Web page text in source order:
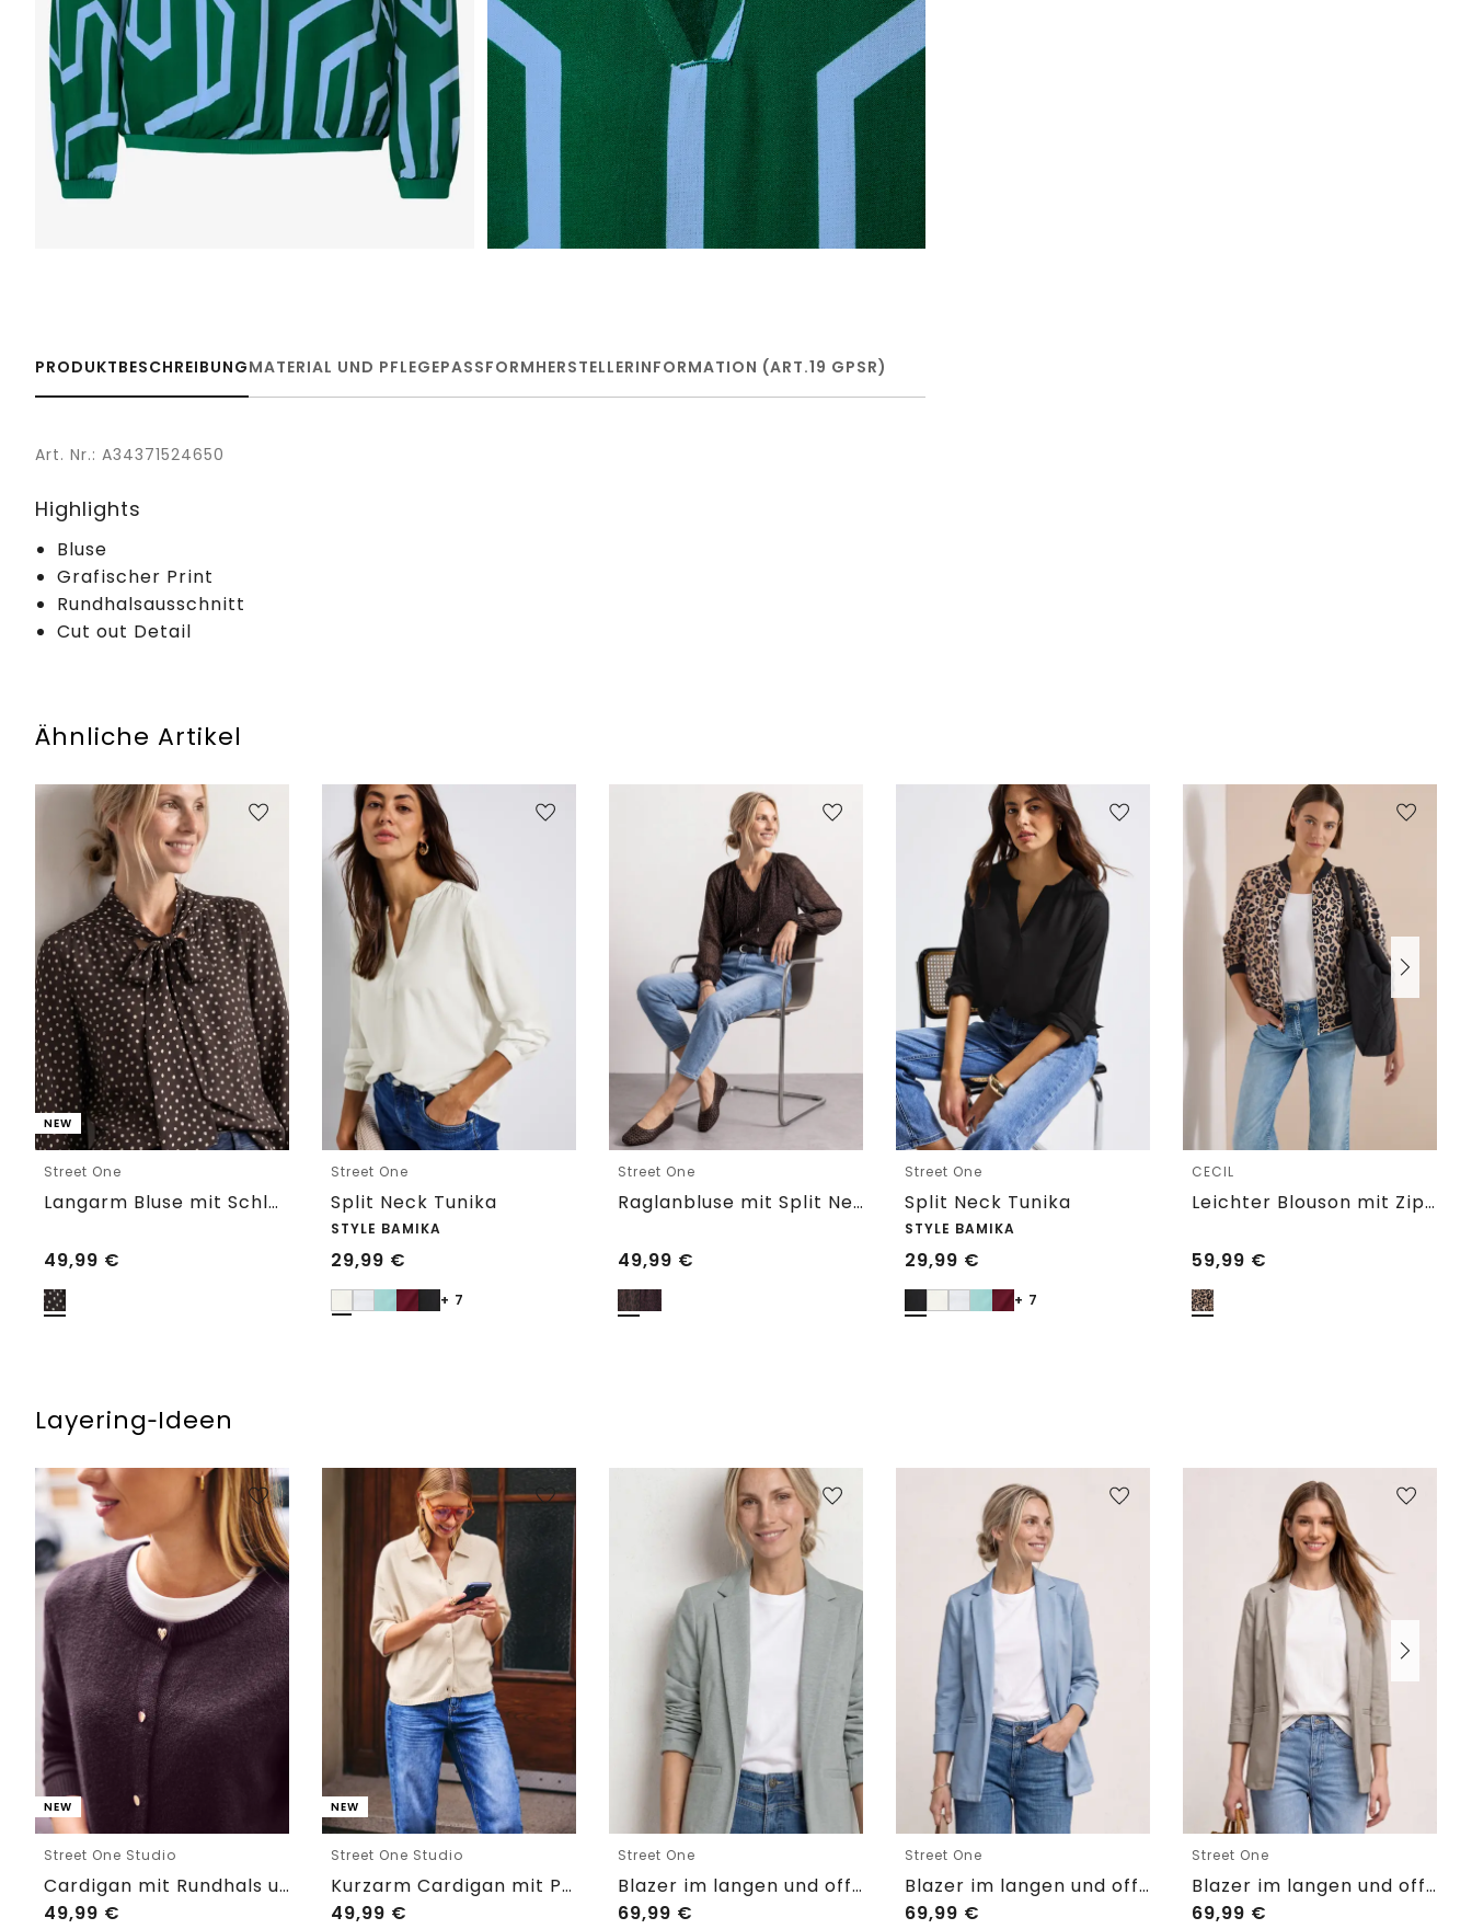
PRODUKTBESCHREIBUNGMATERIAL UND PFLEGEPASSFORMHERSTELLERINFORMATION (ART.19 GPSR)
Art. Nr.: A34371524650
Highlights
Bluse
Grafischer Print
Rundhalsausschnitt
Cut out Detail
Ähnliche Artikel
NEW
Street One
Langarm Bluse mit Schleifendetail
49,99 €
Street One
Split Neck Tunika
STYLE BAMIKA
29,99 €
+ 7
Street One
Raglanbluse mit Split Neck und Print
49,99 €
Street One
Split Neck Tunika
STYLE BAMIKA
29,99 €
+ 7
CECIL
Leichter Blouson mit Zipper und Leo-Print
59,99 €
Layering‑Ideen
NEW
Street One Studio
Cardigan mit Rundhals und Knöpfen
49,99 €
NEW
Street One Studio
Kurzarm Cardigan mit Polokragen
49,99 €
Street One
Blazer im langen und offenen Schnitt
69,99 €
Street One
Blazer im langen und offenen Schnitt
69,99 €
Street One
Blazer im langen und offenen Schnitt
69,99 €